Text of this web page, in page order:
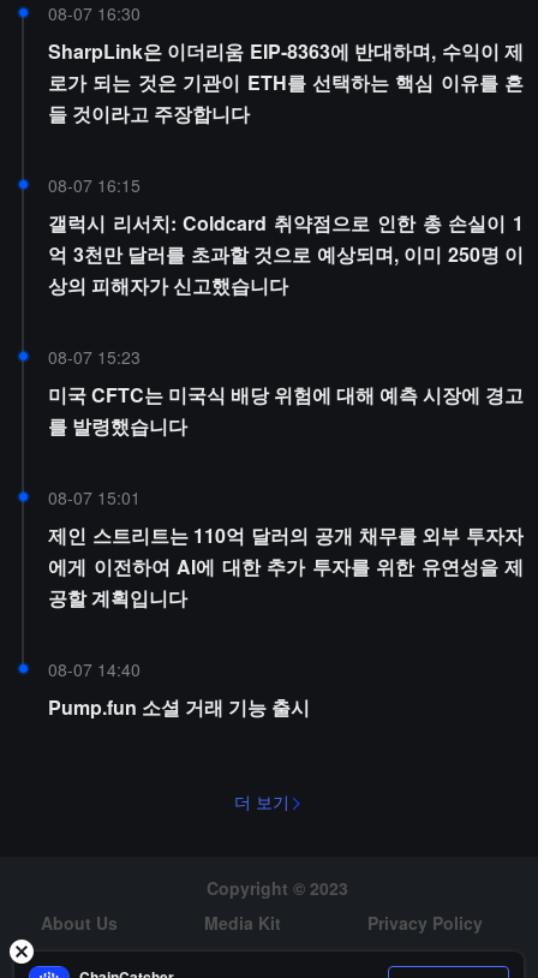
08-07 16:30
SharpLink은 이더리움 EIP-8363에 반대하며, 수익이 제
로가 되는 것은 기관이 ETH를 선택하는 핵심 이유를 흔
들 것이라고 주장합니다
08-07 16:15
갤럭시 리서치: Coldcard 취약점으로 인한 총 손실이 1
억 3천만 달러를 초과할 것으로 예상되며, 이미 250명 이
상의 피해자가 신고했습니다
08-07 15:23
미국 CFTC는 미국식 배당 위험에 대해 예측 시장에 경고
를 발령했습니다
08-07 15:01
제인 스트리트는 110억 달러의 공개 채무를 외부 투자자
에게 이전하여 AI에 대한 추가 투자를 위한 유연성을 제
공할 계획입니다
08-07 14:40
Pump.fun 소셜 거래 기능 출시
더 보기
Copyright © 2023
About Us
Media Kit
Privacy Policy
Risk Warning
Hiring